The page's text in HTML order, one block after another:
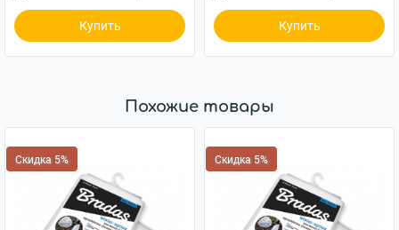
Купить Купить
Похожие товары
Скидка 5% Скидка 5%